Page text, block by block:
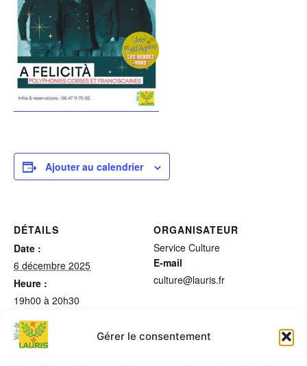
Gérer le consentement
Ajouter au calendrier
DÉTAILS
Date :
6 décembre 2025
Heure :
19h00 à 20h30
ORGANISATEUR
Service Culture
E-mail
culture@lauris.fr
LIEU